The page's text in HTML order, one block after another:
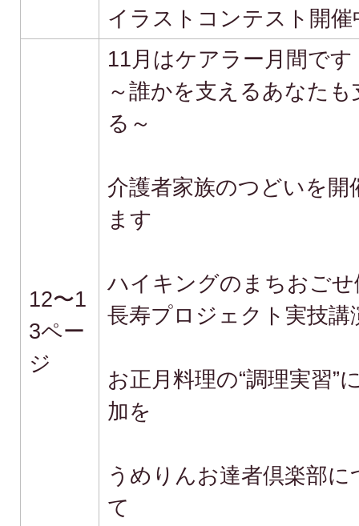
イラストコンテスト開催
12〜1
3ペー
ジ
11月はケアラー月間です
～誰かを支えるあなたも
る～
介護者家族のつどいを開
ます
ハイキングのまちおごせ
長寿プロジェクト実技講
お正月料理の“調理実習”
加を
うめりんお達者倶楽部に
て